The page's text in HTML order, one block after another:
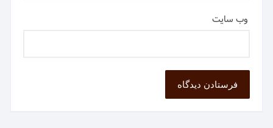
وب‌ سایت